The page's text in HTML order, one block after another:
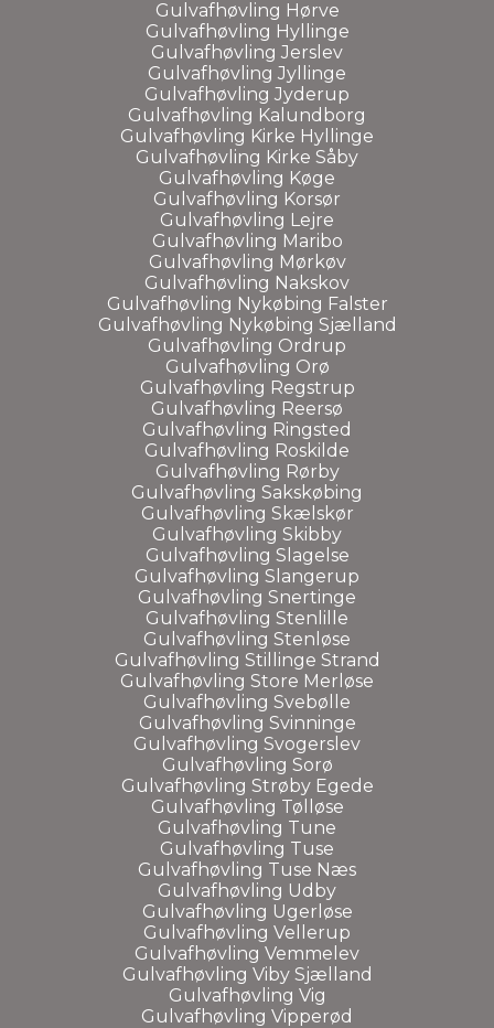
Gulvafhøvling Hørve
Gulvafhøvling Hyllinge
Gulvafhøvling Jerslev
Gulvafhøvling Jyllinge
Gulvafhøvling Jyderup
Gulvafhøvling Kalundborg
Gulvafhøvling Kirke Hyllinge
Gulvafhøvling Kirke Såby
Gulvafhøvling Køge
Gulvafhøvling Korsør
Gulvafhøvling Lejre
Gulvafhøvling Maribo
Gulvafhøvling Mørkøv
Gulvafhøvling Nakskov
Gulvafhøvling Nykøbing Falster
Gulvafhøvling Nykøbing Sjælland
Gulvafhøvling Ordrup
Gulvafhøvling Orø
Gulvafhøvling Regstrup
Gulvafhøvling Reersø
Gulvafhøvling Ringsted
Gulvafhøvling Roskilde
Gulvafhøvling Rørby
Gulvafhøvling Sakskøbing
Gulvafhøvling Skælskør
Gulvafhøvling Skibby
Gulvafhøvling Slagelse
Gulvafhøvling Slangerup
Gulvafhøvling Snertinge
Gulvafhøvling Stenlille
Gulvafhøvling Stenløse
Gulvafhøvling Stillinge Strand
Gulvafhøvling Store Merløse
Gulvafhøvling Svebølle
Gulvafhøvling Svinninge
Gulvafhøvling Svogerslev
Gulvafhøvling Sorø
Gulvafhøvling Strøby Egede
Gulvafhøvling Tølløse
Gulvafhøvling Tune
Gulvafhøvling Tuse
Gulvafhøvling Tuse Næs
Gulvafhøvling Udby
Gulvafhøvling Ugerløse
Gulvafhøvling Vellerup
Gulvafhøvling Vemmelev
Gulvafhøvling Viby Sjælland
Gulvafhøvling Vig
Gulvafhøvling Vipperød